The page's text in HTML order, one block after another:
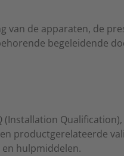
van de apparaten, de
begeleidende
productgerelateerde
hulpmiddelen.